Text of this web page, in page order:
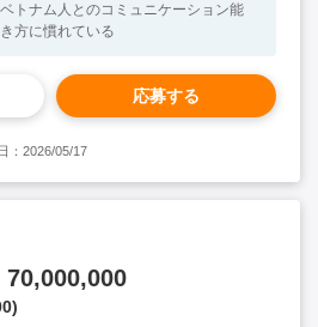
トナム人とのコミュニケーション能
方に慣れている
応募する
：2026/05/17